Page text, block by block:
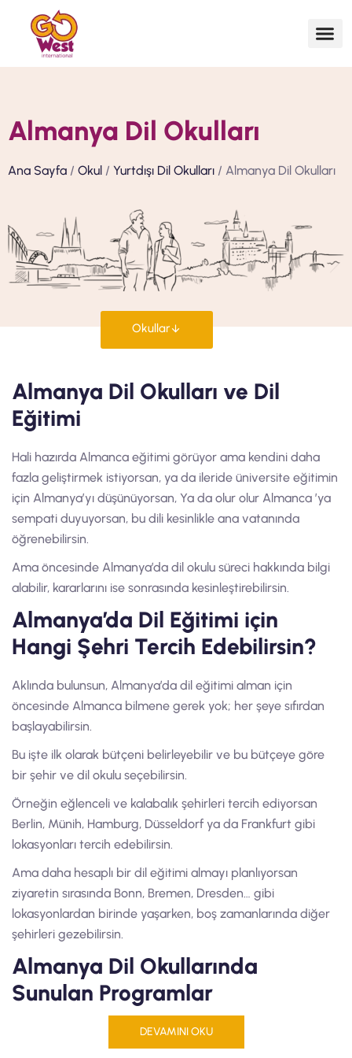
Almanya Dil Okulları
Ana Sayfa / Okul / Yurtdışı Dil Okulları / Almanya Dil Okulları
Okullar
Almanya Dil Okulları ve Dil
Eğitimi
Hali hazırda Almanca eğitimi görüyor ama kendini daha
fazla geliştirmek istiyorsan, ya da ileride üniversite eğitimin
için Almanya’yı düşünüyorsan, Ya da olur olur Almanca ’ya
sempati duyuyorsan, bu dili kesinlikle ana vatanında
öğrenebilirsin.
Ama öncesinde Almanya’da dil okulu süreci hakkında bilgi
alabilir, kararlarını ise sonrasında kesinleştirebilirsin.
Almanya’da Dil Eğitimi için
Hangi Şehri Tercih Edebilirsin?
Aklında bulunsun, Almanya’da dil eğitimi alman için
öncesinde Almanca bilmene gerek yok; her şeye sıfırdan
başlayabilirsin.
Bu işte ilk olarak bütçeni belirleyebilir ve bu bütçeye göre
bir şehir ve dil okulu seçebilirsin.
Örneğin eğlenceli ve kalabalık şehirleri tercih ediyorsan
Berlin, Münih, Hamburg, Düsseldorf ya da Frankfurt gibi
lokasyonları tercih edebilirsin.
Ama daha hesaplı bir dil eğitimi almayı planlıyorsan
ziyaretin sırasında Bonn, Bremen, Dresden… gibi
lokasyonlardan birinde yaşarken, boş zamanlarında diğer
şehirleri gezebilirsin.
Almanya Dil Okullarında
Sunulan Programlar
Almanya Dil Okulu tercihini eğitim ihtiyaçlarına göre
belirleyebilir; genel Almanca, iş için Almanca, üniversiteye
DEVAMINI OKU